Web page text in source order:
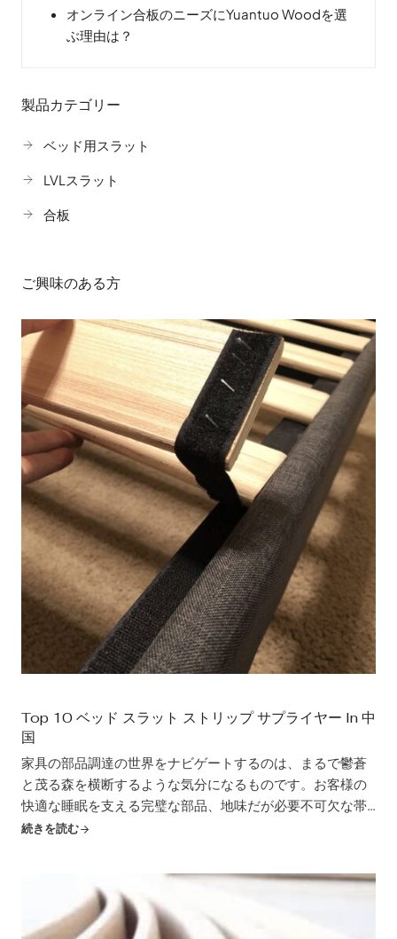
オンライン合板のニーズにYuantuo Woodを選
ぶ理由は？
製品カテゴリー
ベッド用スラット
LVLスラット
合板
ご興味のある方
Top 10 ベッド スラット ストリップ サプライヤー In 中
国
家具の部品調達の世界をナビゲートするのは、まるで鬱蒼
と茂る森を横断するような気分になるものです。お客様の
快適な睡眠を支える完璧な部品、地味だが必要不可欠な帯
状のベッドスラットを探しているのだ。しかし、家具愛好
続きを読む